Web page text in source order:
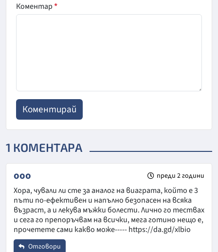
Коментар*
1 КОМЕНТАРА
ooo
преди 2 години
Хора, чували ли сте за аналог на виаграта, който е 3
пъти по-ефективен и напълно безопасен на всяка
възраст, а и лекува мъжки болести. Лично го тествах
и сега го препоръчвам на всички, мега готино нещо е,
прочетете сами какво може----- https://da.gd/xlbio
Отговори